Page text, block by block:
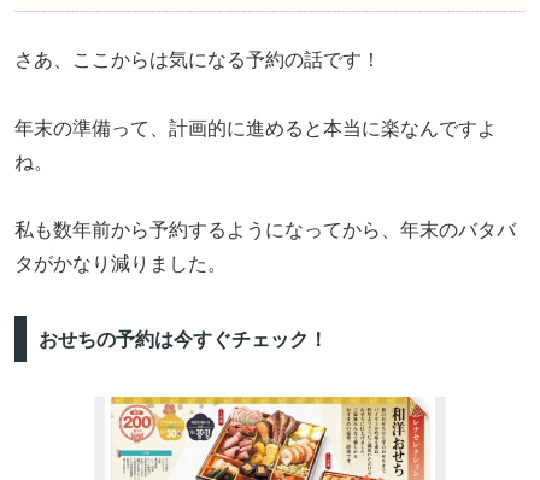
さあ、ここからは気になる予約の話です！
年末の準備って、計画的に進めると本当に楽なんですよ
ね。
私も数年前から予約するようになってから、年末のバタバ
タがかなり減りました。
おせちの予約は今すぐチェック！